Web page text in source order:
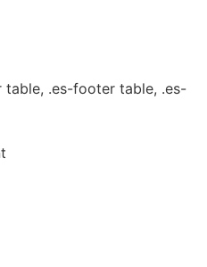
table, .es-footer table, .es-